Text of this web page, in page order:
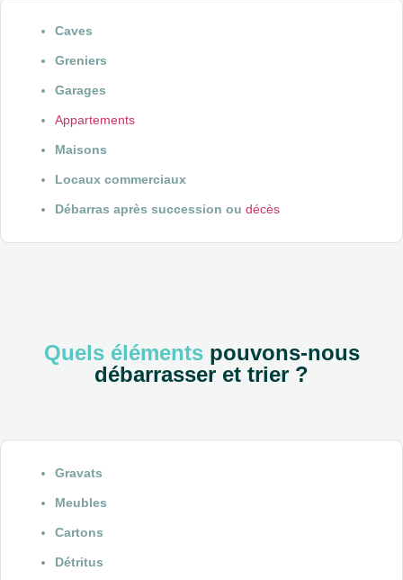
Caves
Greniers
Garages
Appartements
Maisons
Locaux commerciaux
Débarras après succession ou décès
Quels élémentspouvons-nous
débarrasser et trier ?
Gravats
Meubles
Cartons
Détritus